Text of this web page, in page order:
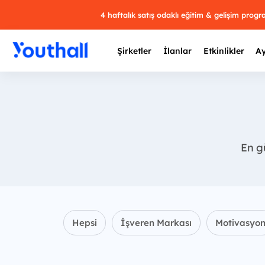
4 haftalık satış odaklı eğitim & gelişim
Şirketler İlanlar Etkinlikler
En
Hepsi İşveren Markası Motivasyon